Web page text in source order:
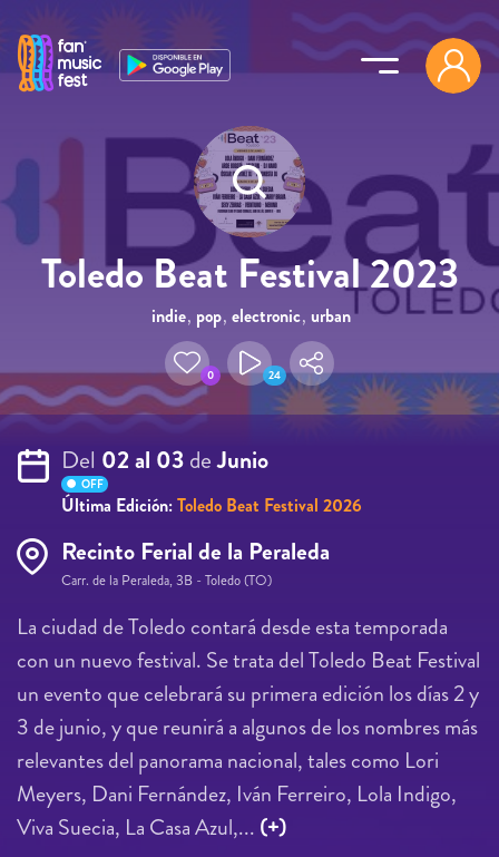
Toledo Beat Festival 2023
indie, pop, electronic, urban
0 24
Del 02 al 03deJunio
OFF
Última Edición:Toledo Beat Festival 2026
Recinto Ferial de la Peraleda
Carr. de la Peraleda, 3B - Toledo (TO)
La ciudad de Toledo contará desde esta temporada
con un nuevo festival. Se trata del Toledo Beat Festival
un evento que celebrará su primera edición los días 2 y
3 de junio, y que reunirá a algunos de los nombres más
relevantes del panorama nacional, tales como Lori
Meyers, Dani Fernández, Iván Ferreiro, Lola Indigo,
Viva Suecia, La Casa Azul,... (+)